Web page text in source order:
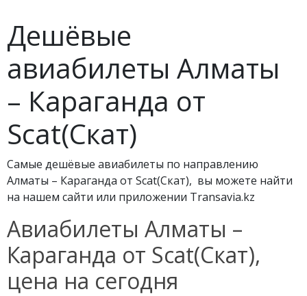
Дешёвые
авиабилеты Алматы
– Караганда от
Scat(Скат)
Самые дешёвые авиабилеты по направлению
Алматы – Караганда от Scat(Скат), вы можете найти
на нашем сайти или приложении Transavia.kz
Авиабилеты Алматы –
Караганда от Scat(Скат),
цена на сегодня